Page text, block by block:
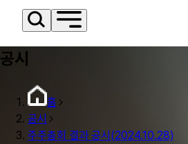
공시
홈
공시
주주총회 결과 공시(2024.10.28)